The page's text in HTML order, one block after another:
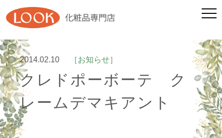
2014.02.10 ［お知らせ］
クレドポーボーテ ク
レームデマキアント